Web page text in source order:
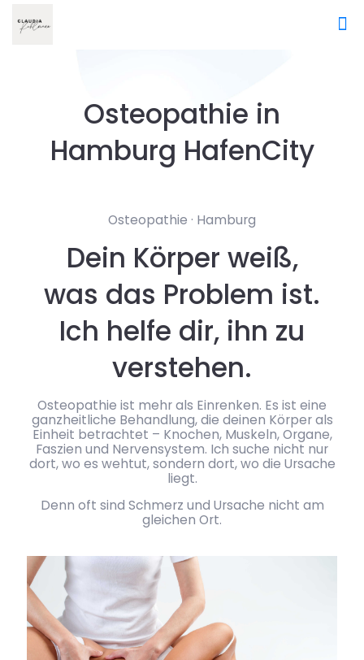
Osteopathie in
Hamburg HafenCity
Osteopathie · Hamburg
Dein Körper weiß,
was das Problem ist.
Ich helfe dir, ihn zu
verstehen.
Osteopathie ist mehr als Einrenken. Es ist eine
ganzheitliche Behandlung, die deinen Körper als
Einheit betrachtet – Knochen, Muskeln, Organe,
Faszien und Nervensystem. Ich suche nicht nur
dort, wo es wehtut, sondern dort, wo die Ursache
liegt.
Denn oft sind Schmerz und Ursache nicht am
gleichen Ort.